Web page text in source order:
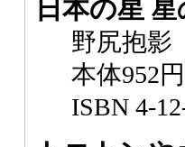
日本の星 星
野尻抱影
本体952
ISBN 4-